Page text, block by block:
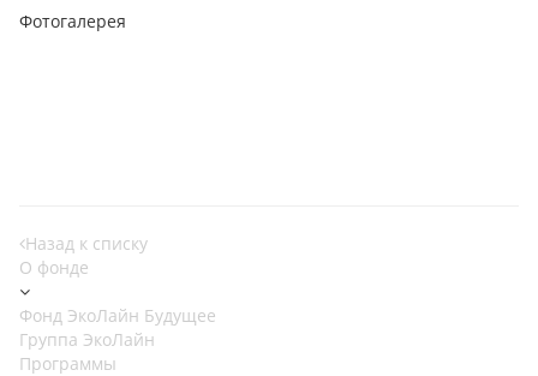
Фотогалерея
Назад к списку
О фонде
Фонд ЭкоЛайн Будущее
Группа ЭкоЛайн
Программы